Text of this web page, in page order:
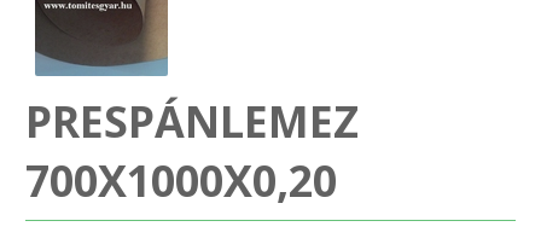
RÉZ-ALUMÍNIUM ALÁTÉTEK LÁGYÍTVA
PRESPÁNLEMEZ
700X1000X0,20